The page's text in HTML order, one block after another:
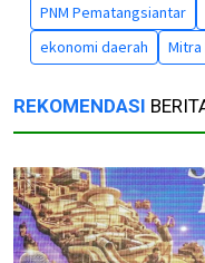
PNM Pematangsiantar
ekonomi daerah
Mitra
REKOMENDASI